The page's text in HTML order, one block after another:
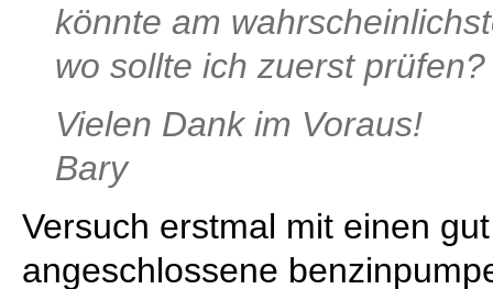
könnte am
wo sollte ich zuerst prüfen?
Vielen Dank im Voraus!
Bary
Versuch erstmal mit einen
angeschlossene